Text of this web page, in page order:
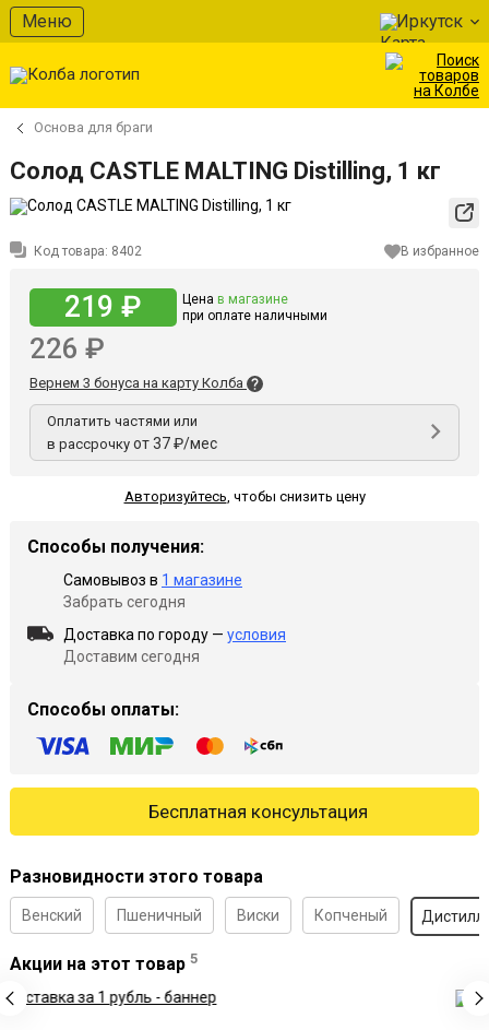
Меню Иркутск
Основа для браги
Солод CASTLE MALTING Distilling, 1 кг
Код товара: 8402 В избранное
219 ₽ Цена в магазине
при оплате наличными
226 ₽
Вернем 3 бонуса на карту Колба
Оплатить частями или
в рассрочку от 37 ₽/мес
Авторизуйтесь, чтобы снизить цену
Способы получения:
Самовывоз в 1 магазине
Забрать сегодня
Доставка по городу — условия
Доставим сегодня
Способы оплаты:
Бесплатная консультация
Разновидности этого товара
Венский Пшеничный Виски Копченый
Акции на этот товар 5